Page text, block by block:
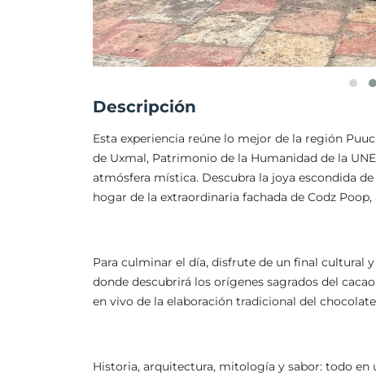
Descripción
Esta experiencia reúne lo mejor de la región
de Uxmal, Patrimonio de la Humanidad de la
atmósfera mística. Descubra la joya escondida
hogar de la extraordinaria fachada de Codz
Para culminar el día, disfrute de un final cultural
donde descubrirá los orígenes sagrados del
en vivo de la elaboración tradicional del
Historia, arquitectura, mitología y sabor: todo